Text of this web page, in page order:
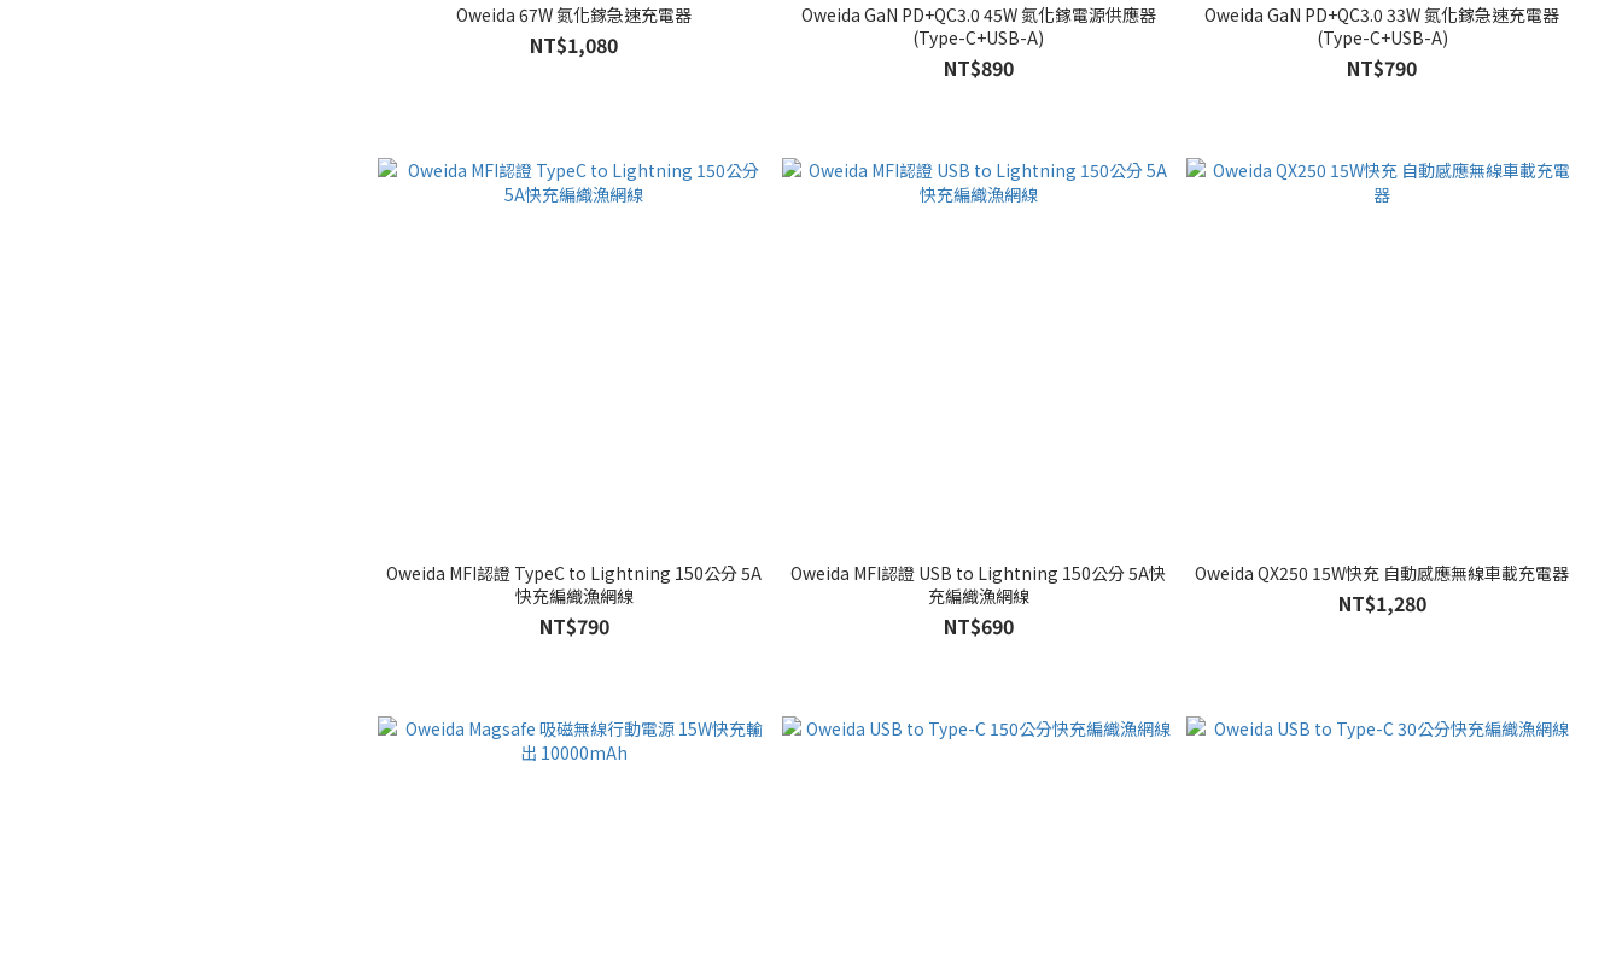
Oweida 67W 氮化鎵急速充電器
NT$1,080
Oweida GaN PD+QC3.0 45W 氮化鎵電源供應器
(Type-C+USB-A)
NT$890
Oweida GaN PD+QC3.0 33W 氮化鎵急速充電器
(Type-C+USB-A)
NT$790
Oweida MFI認證 TypeC to Lightning 150公分 5A
快充編織漁網線
NT$790
Oweida MFI認證 USB to Lightning 150公分 5A快
充編織漁網線
NT$690
Oweida QX250 15W快充 自動感應無線車載充電器
NT$1,280